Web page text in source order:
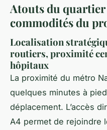
Atouts du quartier
commodités du
Localisation
routiers, proximité
hôpitaux
La proximité du métro
quelques minutes à
déplacement. L’accès
A4 permet de rejoindre